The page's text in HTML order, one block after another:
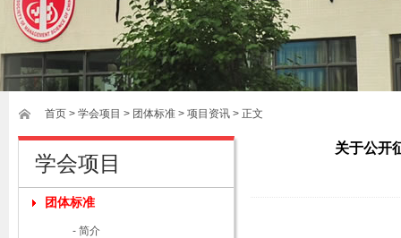
首页 > 学会项目 > 团体标准 > 项目资讯 > 正文
学会项目
团体标准
- 简介
关于公开